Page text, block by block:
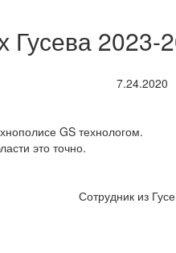
2023-
7.24.2020
GS технологом.
это точно.
Сотрудник из